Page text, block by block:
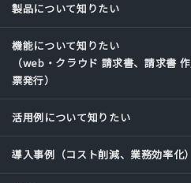
製品について知りたい
機能について知りたい
（web・クラウド 請求書、請求書
票発行）
活用例について知りたい
導入事例（コスト削減、業務効率化）